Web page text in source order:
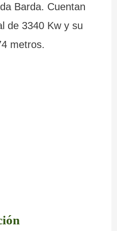
Barda. Cuentan
de 3340 Kw y su
metros.